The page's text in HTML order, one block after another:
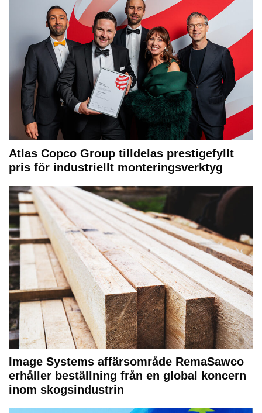
Atlas Copco Group tilldelas prestigefyllt
pris för industriellt monteringsverktyg
Image Systems affärsområde RemaSawco
erhåller beställning från en global koncern
inom skogsindustrin